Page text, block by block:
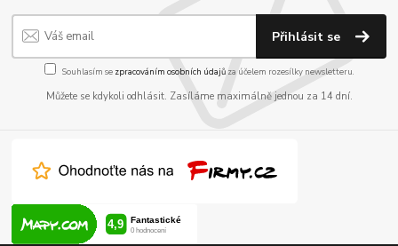
Přihlásit se
Souhlasím se zpracováním osobních údajůza účelem rozesílky newsletteru.
Můžete se kdykoli odhlásit. Zasíláme maximálně jednou za 14 dní.